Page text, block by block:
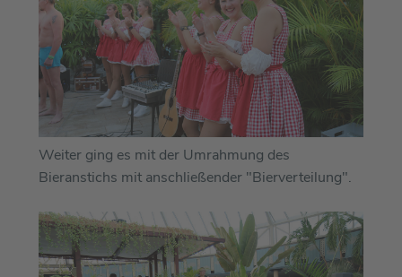
Weiter ging es mit der Umrahmung des
Bieranstichs mit anschließender "Bierverteilung".